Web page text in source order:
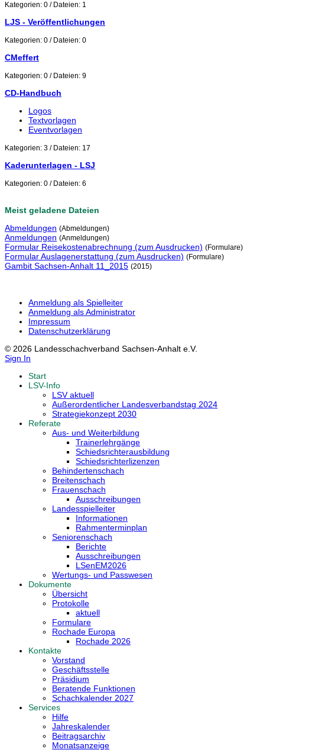
Kategorien: 0 / Dateien: 1
LJS - Veröffentlichungen
Kategorien: 0 / Dateien: 0
CMeffert
Kategorien: 0 / Dateien: 9
CD-Handbuch
Logos
Textvorlagen
Eventvorlagen
Kategorien: 3 / Dateien: 17
Kaderunterlagen - LSJ
Kategorien: 0 / Dateien: 6
Meist geladene Dateien
Abmeldungen (Abmeldungen)
Anmeldungen (Anmeldungen)
Formular Reisekostenabrechnung (zum Ausdrucken) (Formulare)
Formular Auslagenerstattung (zum Ausdrucken) (Formulare)
Gambit Sachsen-Anhalt 11_2015 (2015)
Anmeldung als Spielleiter
Anmeldung als Administrator
Impressum
Datenschutzerklärung
© 2026 Landesschachverband Sachsen-Anhalt e.V.
Sign In
Start
LSV-Info
LSV aktuell
Außerordentlicher Landesverbandstag 2024
Strategiekonzept 2030
Referate
Aus- und Weiterbildung
Trainerlehrgänge
Schiedsrichterausbildung
Schiedsrichterlizenzen
Behindertenschach
Breitenschach
Frauenschach
Ausschreibungen
Landesspielleiter
Informationen
Rahmenterminplan
Seniorenschach
Berichte
Ausschreibungen
LSenEM2026
Wertungs- und Passwesen
Dokumente
Übersicht
Protokolle
aktuell
Formulare
Rochade Europa
Rochade 2026
Kontakte
Vorstand
Geschäftsstelle
Präsidium
Beratende Funktionen
Schachkalender 2027
Services
Hilfe
Jahreskalender
Beitragsarchiv
Monatsanzeige